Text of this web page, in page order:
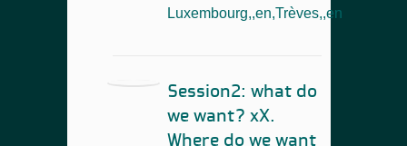
Luxembourg,,en,Trèves,,en
Session2: what do
we want? xX.
Where do we want